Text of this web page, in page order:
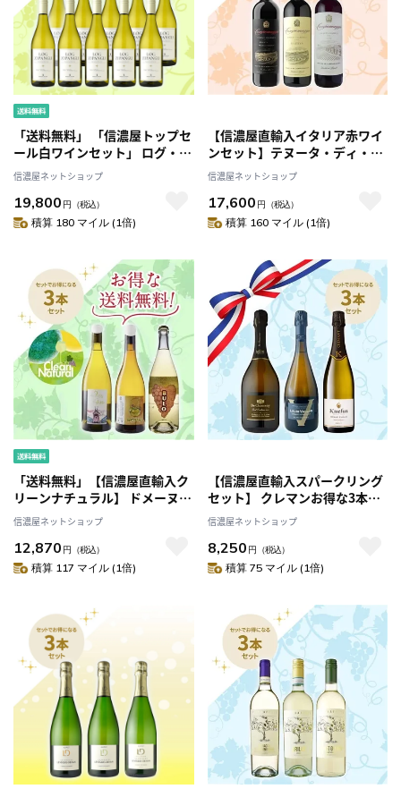
「送料無料」 「信濃屋トップセ
ール白ワインセット」 ログ・ジ
パング by インヴィーヴォ ソー
ヴィニヨン・ブラン お得な10本
セット
信濃屋ネットショップ
19,800 円 （税込）
積算 180 マイル (1倍)
【信濃屋直輸入イタリア赤ワイ
ンセット】テヌータ・ディ・カ
ンポマッジオ キャンティ・クラ
ッシコ お得な3本セット
信濃屋ネットショップ
17,600 円 （税込）
積算 160 マイル (1倍)
「送料無料」【信濃屋直輸入ク
リーンナチュラル】 ドメーヌ・
デュ・ブール・ドワゾーお得な
3本セット
信濃屋ネットショップ
12,870 円 （税込）
積算 117 マイル (1倍)
【信濃屋直輸入スパークリング
セット】 クレマンお得な3本セ
ット
信濃屋ネットショップ
8,250 円 （税込）
積算 75 マイル (1倍)